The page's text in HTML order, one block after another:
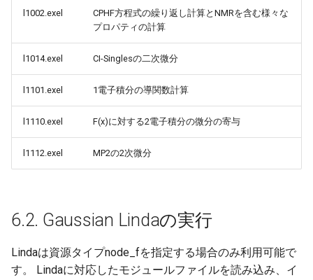
l1002.exel
CPHF方程式の繰り返し計算とNMRを含む様々な
プロパティの計算
l1014.exel CI-Singlesの二次微分
l1101.exel 1電子積分の導関数計算
l1110.exel F(x)に対する2電子積分の微分の寄与
l1112.exel MP2の2次微分
6.2. Gaussian Lindaの実行
Lindaは資源タイプnode_fを指定する場合のみ利用可能で
す。 Lindaに対応したモジュールファイルを読み込み、イ